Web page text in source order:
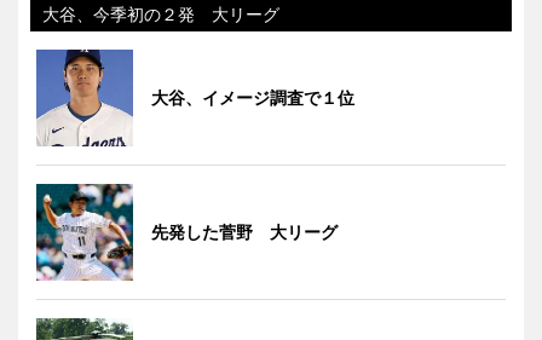
大谷、今季初の２発 大リーグ
大谷、イメージ調査で１位
先発した菅野 大リーグ